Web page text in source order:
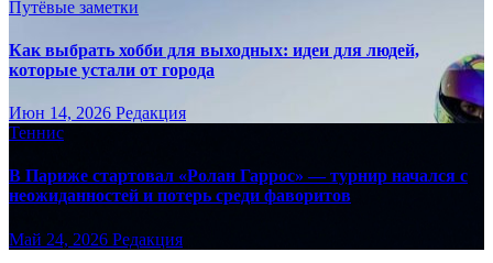
Путёвые заметки
Как выбрать хобби для выходных: идеи для людей,
которые устали от города
Июн 14, 2026 Редакция
Теннис
В Париже стартовал «Ролан Гаррос» — турнир начался с
неожиданностей и потерь среди фаворитов
Май 24, 2026 Редакция